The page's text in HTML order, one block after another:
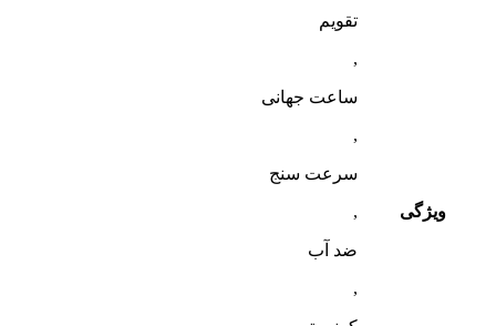
ویژگی
تقویم
,
ساعت جهانی
,
سرعت سنج
,
ضد آب
,